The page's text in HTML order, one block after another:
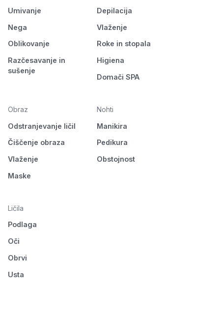
Umivanje
Nega
Oblikovanje
Razčesavanje in
sušenje
Depilacija
Vlaženje
Roke in stopala
Higiena
Domači SPA
Obraz
Odstranjevanje ličil
Čiščenje obraza
Vlaženje
Maske
Nohti
Manikira
Pedikura
Obstojnost
Ličila
Podlaga
Oči
Obrvi
Usta